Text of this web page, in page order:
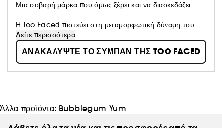
Μια σοβαρή μάρκα που όμως ξέρει και να διασκεδάζει
Η Too Faced πιστεύει στη μεταμορφωτική δύναμη του
μακιγιάζ. Ενθαρρύνουμε τις γυναίκες να εκφράζονται με
αυτοπεποίθηση, δημιουργικότητα και την ελευθερία να
κάνουν μεγαλύτερα όνειρα από ποτέ. Χρησιμοποιούμε τα
πιο καινοτόμα συστατικά για να δημιουργήσουμε
επαναστατικά και cruelty-free καλλυντικά, ώστε να
Δείτε περισσότερα
ΑΝΑΚΑΛΥΨΤΕ ΤΟ ΣΥΜΠΑΝ ΤΗΣ TOO FACED
Άλλα προϊόντα: Bubblegum Yum